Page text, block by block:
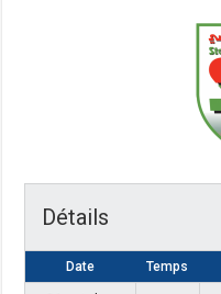
Détails
Date Temps